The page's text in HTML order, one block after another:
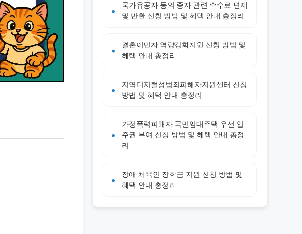
국가유공자 등의 종자 관련 수수료 면제
및 반환 신청 방법 및 혜택 안내 총정리
결혼이민자 역량강화지원 신청 방법 및
혜택 안내 총정리
지역디지털성범죄피해자지원센터 신청
방법 및 혜택 안내 총정리
가정폭력피해자 국민임대주택 우선 입
주권 부여 신청 방법 및 혜택 안내 총정
리
장애 체육인 장학금 지원 신청 방법 및
혜택 안내 총정리